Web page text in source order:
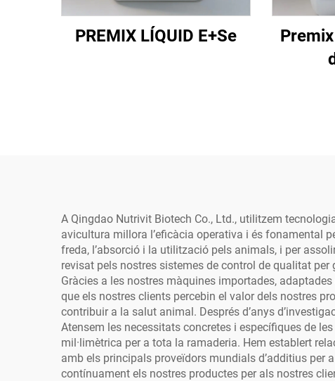
PREMIX LÍQUID E+Se
A Qingdao Nutrivit Biotech Co., Ltd., utilitzem
avicultura millora l’eficàcia operativa i és fonamental
freda, l’absorció i la utilització pels animals, i per
revisat pels nostres sistemes de control de qualitat
Gràcies a les nostres màquines importades,
que els nostres clients percebin el valor dels nostres
contribuir a la salut animal. Després d’anys
Atensem les necessitats concretes i específiques de
mil·limètrica per a tota la ramaderia. Hem establert
amb els principals proveïdors mundials d’additius
contínuament els nostres productes per als nostres